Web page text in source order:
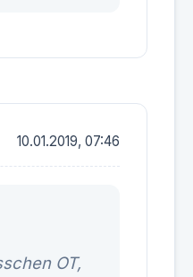
10.01.2019, 07:46
OT,